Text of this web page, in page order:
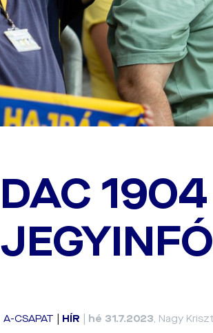
DAC
JEGYINFÓ
A-CSAPAT HÍR hé 31.7.2023, Nagy